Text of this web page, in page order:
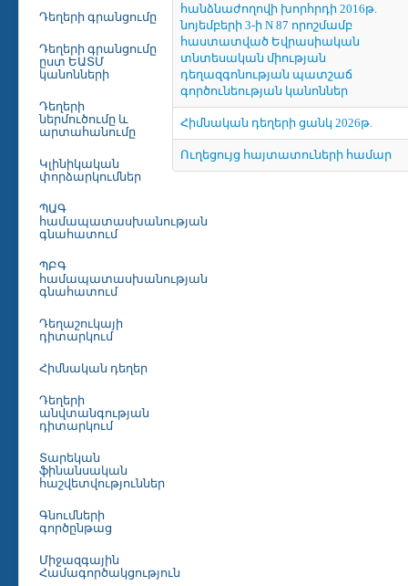
Դեղերի գրանցումը
Դեղերի գրանցումը
ըստ ԵԱՏՄ
կանոնների
Դեղերի
ներմուծումը և
արտահանումը
Կլինիկական
փորձարկումներ
ՊԱԳ
համապատասխանության
գնահատում
ՊԲԳ
համապատասխանության
գնահատում
Դեղաշուկայի
դիտարկում
Հիմնական դեղեր
Դեղերի
անվտանգության
դիտարկում
Տարեկան
ֆինանսական
հաշվետվություններ
Գնումների
գործընթաց
Միջազգային
Համագործակցություն
հանձնաժողովի խորհրդի 2016թ.
նոյեմբերի 3-ի N 87 որոշմամբ
հաստատված Եվրասիական
տնտեսական միության
դեղազգոնության պատշաճ
գործունեության կանոններ
Հիմնական դեղերի ցանկ 2026թ.
Ուղեցույց հայտատուների համար